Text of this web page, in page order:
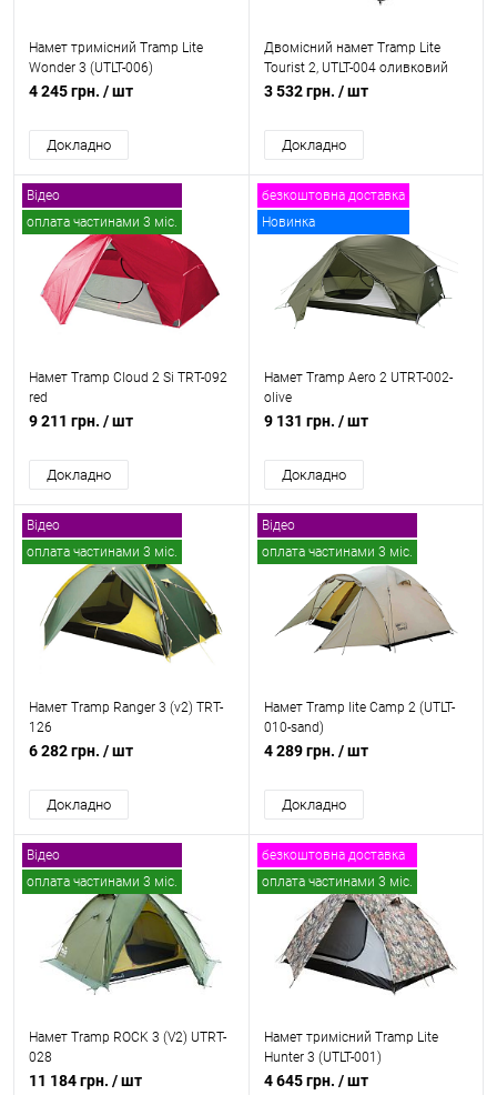
Намет тримісний Tramp Lite
Wonder 3 (UTLT-006)
4 245 грн. / шт
Докладно
Двомісний намет Tramp Lite
Tourist 2, UTLT-004 оливковий
3 532 грн. / шт
Докладно
Відео
оплата частинами 3 міс.
безкоштовна доставка
Намет Tramp Cloud 2 Si TRT-092
red
9 211 грн. / шт
Докладно
безкоштовна доставка
Новинка
Намет Tramp Aero 2 UTRT-002-
olive
9 131 грн. / шт
Докладно
Відео
оплата частинами 3 міс.
безкоштовна доставка
Намет Tramp Ranger 3 (v2) TRT-
126
6 282 грн. / шт
Докладно
Відео
оплата частинами 3 міс.
безкоштовна доставка
Намет Tramp lite Camp 2 (UTLT-
010-sand)
4 289 грн. / шт
Докладно
Відео
оплата частинами 3 міс.
безкоштовна доставка
Намет Tramp ROCK 3 (V2) UTRT-
028
11 184 грн. / шт
безкоштовна доставка
оплата частинами 3 міс.
Намет тримісний Tramp Lite
Hunter 3 (UTLT-001)
4 645 грн. / шт